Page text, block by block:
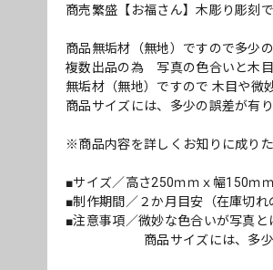
商売繁盛【お福さん】木彫り彫刻で
商品無垢材（無地）ですので多少
複数出品の為 写真の色合いと木目
無垢材（無地）ですので 木目や微
商品サイズには、多少の誤差が有り
※商品内容を詳しくお知りに成り
■サイズ／高さ250ｍｍｘ幅150ｍ
■制作期間／２か月目安（在庫切れ
■注意事項／微妙な色合いが写真と
商品サイズには、多少の